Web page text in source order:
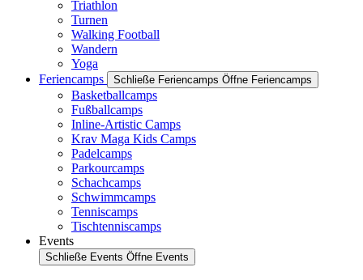
Triathlon
Turnen
Walking Football
Wandern
Yoga
Feriencamps
Schließe Feriencamps Öffne Feriencamps
Basketballcamps
Fußballcamps
Inline-Artistic Camps
Krav Maga Kids Camps
Padelcamps
Parkourcamps
Schachcamps
Schwimmcamps
Tenniscamps
Tischtenniscamps
Events
Schließe Events Öffne Events